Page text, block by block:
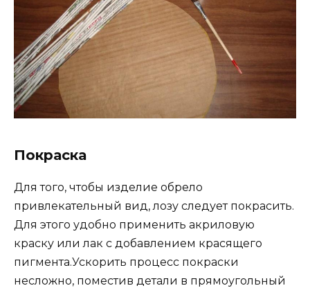
Покраска
Для того, чтобы изделие обрело
привлекательный вид, лозу следует покрасить.
Для этого удобно применить акриловую
краску или лак с добавлением красящего
пигмента.Ускорить процесс покраски
несложно, поместив детали в прямоугольный